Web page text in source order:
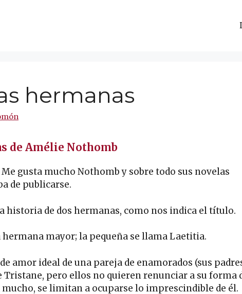
hermanas
de Amélie Nothomb
Me gusta mucho Nothomb y sobre todo sus novelas
de publicarse.
historia de dos hermanas, como nos indica el título.
mayor; la pequeña se llama Laetitia.
amor ideal de una pareja de enamorados (sus
Tristane, pero ellos no quieren renunciar a su forma
mucho, se limitan a ocuparse lo imprescindible de él.